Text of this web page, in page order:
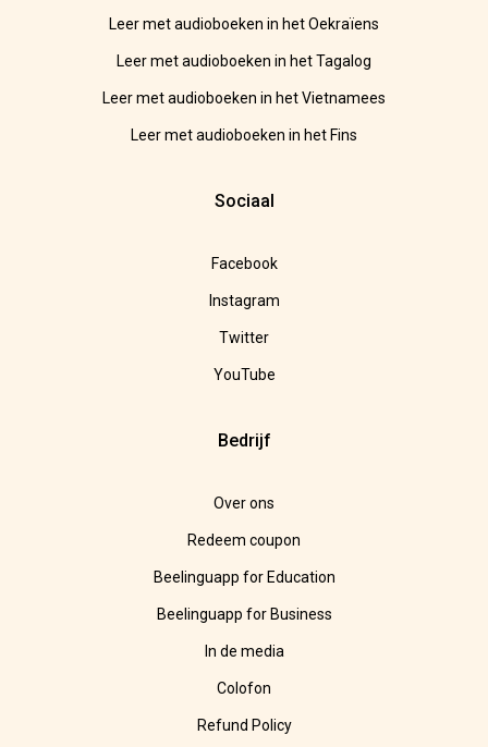
Leer met audioboeken in het Oekraïens
Leer met audioboeken in het Tagalog
Leer met audioboeken in het Vietnamees
Leer met audioboeken in het Fins
Sociaal
Facebook
Instagram
Twitter
YouTube
Bedrijf
Over ons
Redeem coupon
Beelinguapp for Education
Beelinguapp for Business
In de media
Colofon
Refund Policy